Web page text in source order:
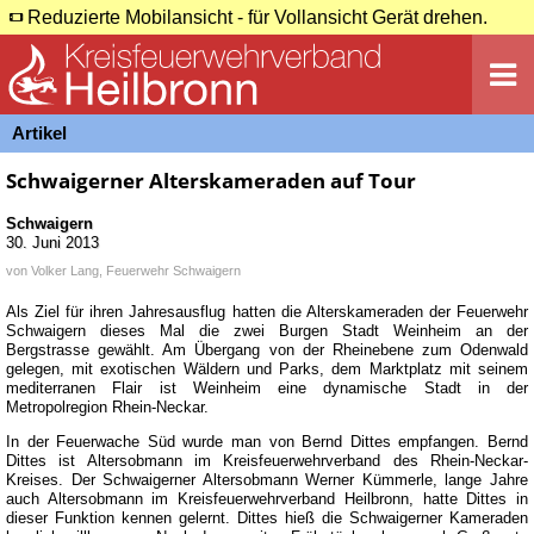
Reduzierte Mobilansicht - für Vollansicht Gerät drehen.
Artikel
Schwaigerner Alterskameraden auf Tour
Schwaigern
30. Juni 2013
von Volker Lang, Feuerwehr Schwaigern
Als Ziel für ihren Jahresausflug hatten die Alterskameraden der Feuerwehr
Schwaigern dieses Mal die zwei Burgen Stadt Weinheim an der
Bergstrasse gewählt. Am Übergang von der Rheinebene zum Odenwald
gelegen, mit exotischen Wäldern und Parks, dem Marktplatz mit seinem
mediterranen Flair ist Weinheim eine dynamische Stadt in der
Metropolregion Rhein-Neckar.
In der Feuerwache Süd wurde man von Bernd Dittes empfangen. Bernd
Dittes ist Altersobmann im Kreisfeuerwehrverband des Rhein-Neckar-
Kreises. Der Schwaigerner Altersobmann Werner Kümmerle, lange Jahre
auch Altersobmann im Kreisfeuerwehrverband Heilbronn, hatte Dittes in
dieser Funktion kennen gelernt. Dittes hieß die Schwaigerner Kameraden